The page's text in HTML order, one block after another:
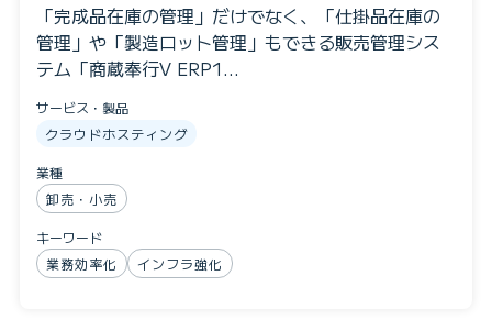
「完成品在庫の管理」だけでなく、「仕掛品在庫の
管理」や「製造ロット管理」もできる販売管理シス
テム「商蔵奉行V ERP1…
サービス・製品
クラウドホスティング
業種
卸売・小売
キーワード
業務効率化
インフラ強化